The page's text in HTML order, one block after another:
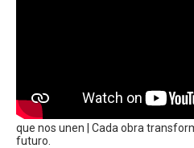
que nos unen | Cada obra
futuro.